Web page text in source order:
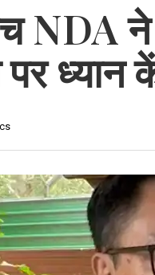
NDA ने
पर ध्यान